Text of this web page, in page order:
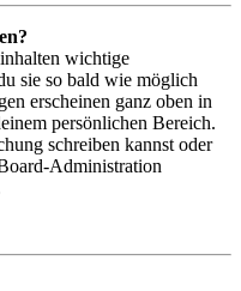
wichtige
sie so bald wie möglich
erscheinen ganz oben in
persönlichen Bereich.
schreiben kannst oder
Administration